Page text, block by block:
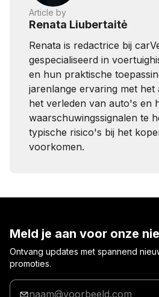
Article by
Renata Liubertaitė
Renata is redactrice bij
gespecialiseerd in
en hun praktische
jarenlange ervaring met het
het verleden van auto's en
waarschuwingssignalen te
typische risico's bij het
voorkomen.
Meld je aan voor onze
Ontvang updates met spannend
promoties.
Voer